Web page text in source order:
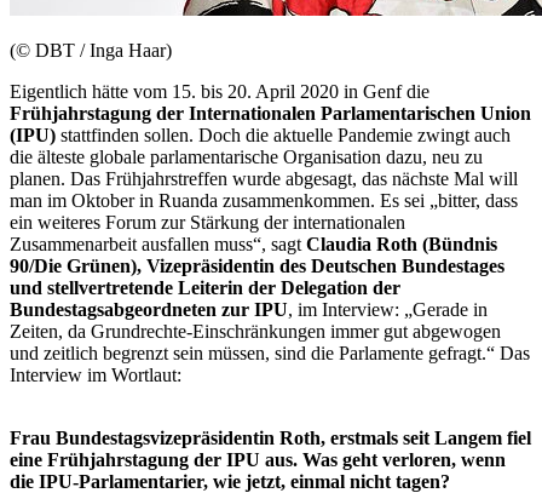
(© DBT / Inga Haar)
Eigentlich hätte vom 15. bis 20. April 2020 in Genf die
Frühjahrstagung der Internationalen Parlamentarischen Union
(IPU) stattfinden sollen. Doch die aktuelle Pandemie zwingt auch
die älteste globale parlamentarische Organisation dazu, neu zu
planen. Das Frühjahrstreffen wurde abgesagt, das nächste Mal will
man im Oktober in Ruanda zusammenkommen. Es sei „bitter, dass
ein weiteres Forum zur Stärkung der internationalen
Zusammenarbeit ausfallen muss“, sagt Claudia Roth (Bündnis
90/Die Grünen), Vizepräsidentin des Deutschen Bundestages
und stellvertretende Leiterin der Delegation der
Bundestagsabgeordneten zur IPU, im Interview: „Gerade in
Zeiten, da Grundrechte-Einschränkungen immer gut abgewogen
und zeitlich begrenzt sein müssen, sind die Parlamente gefragt.“ Das
Interview im Wortlaut:
Frau Bundestagsvizepräsidentin Roth, erstmals seit Langem fiel
eine Frühjahrstagung der IPU aus. Was geht verloren, wenn
die IPU-Parlamentarier, wie jetzt, einmal nicht tagen?